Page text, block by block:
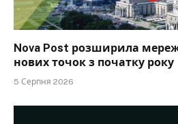
Nova Post розширила
нових точок з початку року
5 Серпня 2026